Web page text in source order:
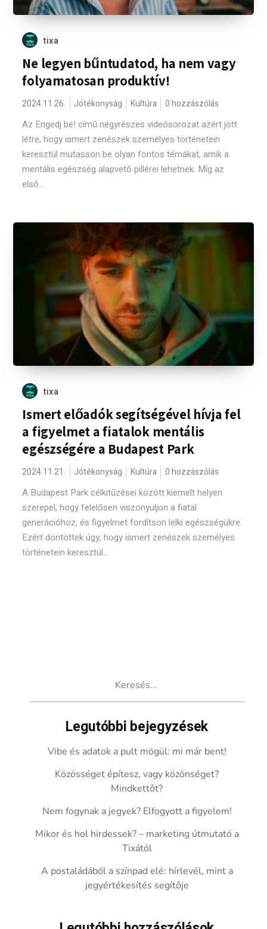
tixa
Ne legyen bűntudatod, ha nem vagy
folyamatosan produktív!
2024.11.26. Jótékonyság Kultúra 0 hozzászólás
Az Engedj be! című négyrészes videósorozat azért jött
létre, hogy ismert zenészek személyes történetein
keresztül mutasson be olyan fontos témákat, amik a
mentális egészség alapvető pillérei lehetnek. Míg az
első...
tixa
Ismert előadók segítségével hívja fel
a figyelmet a fiatalok mentális
egészségére a Budapest Park
2024.11.21. Jótékonyság Kultúra 0 hozzászólás
A Budapest Park célkitűzései között kiemelt helyen
szerepel, hogy felelősen viszonyuljon a fiatal
generációhoz, és figyelmet fordítson lelki egészségükre.
Ezért döntöttek úgy, hogy ismert zenészek személyes
történetein keresztül...
Legutóbbi bejegyzések
Vibe és adatok a pult mögül: mi már bent!
Közösséget építesz, vagy közönséget?
Mindkettőt?
Nem fogynak a jegyek? Elfogyott a figyelem!
Mikor és hol hirdessek? – marketing útmutató a
Tixától
A postaládából a színpad elé: hírlevél, mint a
jegyértékesítés segítője